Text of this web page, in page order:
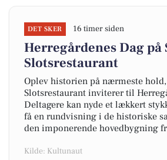
DET SKER 16 timer siden
Herregårdenes Dag på
Slotsrestaurant
Oplev historien på nærmeste
Slotsrestaurant inviterer til
Deltagere kan nyde et lækkert
få en rundvisning i de historiske
den imponerende hovedbygning
Kilde: Kultunaut